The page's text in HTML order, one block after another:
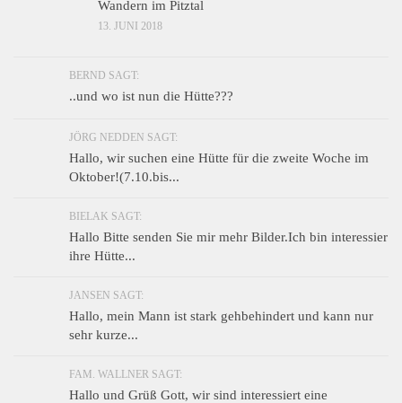
Wandern im Pitztal
13. JUNI 2018
BERND SAGT:
..und wo ist nun die Hütte???
JÖRG NEDDEN SAGT:
Hallo, wir suchen eine Hütte für die zweite Woche im
Oktober!(7.10.bis...
BIELAK SAGT:
Hallo Bitte senden Sie mir mehr Bilder.Ich bin interessier
ihre Hütte...
JANSEN SAGT:
Hallo, mein Mann ist stark gehbehindert und kann nur
sehr kurze...
FAM. WALLNER SAGT:
Hallo und Grüß Gott, wir sind interessiert eine